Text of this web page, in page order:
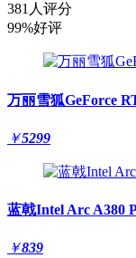
381人评分
99%好评
万丽雪狐GeForce
￥5299
蓝戟Intel Arc A380
￥839